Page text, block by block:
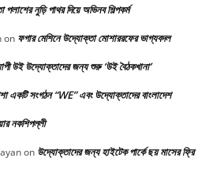
নুড়ি পাথর দিয়ে অভিনব শিল্পকর্ম
on ফগার মেশিনে উদ্যোক্তা মোশাররফের ভাগ্যবদল
উই উদ্যোক্তাদের জন্য শুরু ‘উই বৈঠকখানা’
একটি সংগঠন “WE” এবং উদ্যোক্তাদের বাংলাদেশ
নকশিপল্লী
on উদ্যোক্তাদের জন্য হাইটেক পার্কে ছয় মাসের ফ্রি